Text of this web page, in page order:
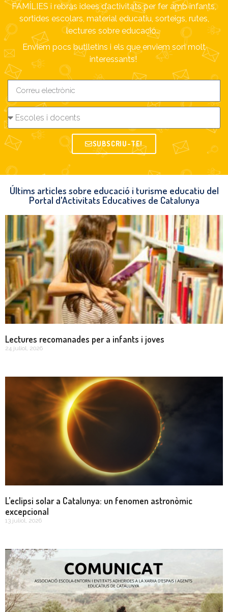
FAMÍLIES i rebràs idees d’activitats per fer amb infants,
sortides escolars, material educatiu, sorteigs, rutes,
lectures sobre educació…
Enviem pocs butlletins i els que enviem son molt
interessants!
SUBSCRIU-TE!
Últims articles sobre educació i turisme educatiu del
Portal d'Activitats Educatives de Catalunya
Lectures recomanades per a infants i joves
24 juliol, 2026
L’eclipsi solar a Catalunya: un fenomen astronòmic
excepcional
13 juliol, 2026